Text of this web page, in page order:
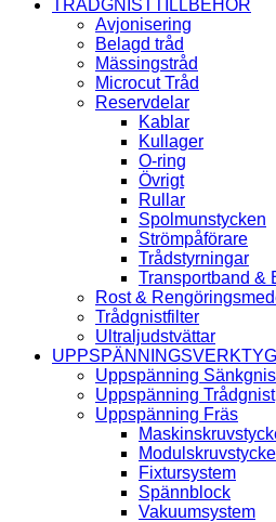
TRÅDGNISTTILLBEHÖR
Avjonisering
Belagd tråd
Mässingstråd
Microcut Tråd
Reservdelar
Kablar
Kullager
O-ring
Övrigt
Rullar
Spolmunstycken
Strömpåförare
Trådstyrningar
Transportband &
Rost &
Trådgnistfilter
Ultraljudstvättar
UPPSPÄNNINGSVERKTYG
Uppspänning
Uppspänning Trådgnist
Uppspänning Fräs
Fixtursystem
Spännblock
Vakuumsystem